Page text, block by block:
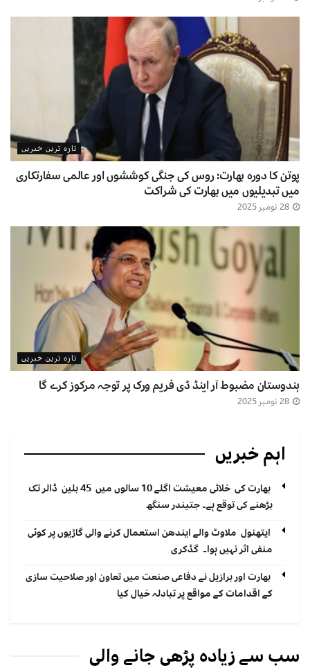
تازہ ترین خبریں
پوتن کا دورہ بھارت: روس کی جنگی کوششوں اور عالمی سفارتکاری
میں تبدیلیوں میں بھارت کی شراکت
تازہ ترین خبریں
ہندوستان مضبوط آر اینڈ ڈی فریم ورک پر توجہ مرکوز کرے گا
اہم خبریں
بھارت کی خلائی معیشت اگلے 10 سالوں میں 45 بلین ڈالر تک
بڑھنے کی توقع ہے۔ جتیندر سنگھ
ایتھنول ملاوٹ والے ایندھن استعمال کرنے والی گاڑیوں پر کوئی
منفی اثر نہیں ہوا۔ گڈکری
بھارت اور برازیل نے دفاعی صنعت میں تعاون اور صلاحیت سازی
کے اقدامات کے مواقع پر تبادلہ خیال کیا
سب سے زیادہ پڑھی جانے والی